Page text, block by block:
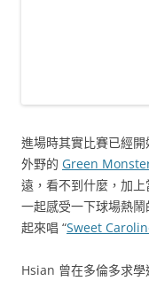
進場時其實比賽已經
外野的 Green
遠，看不到什麼，加
一起感受一下球場熱
起來唱 “Sweet
Hsian 曾在多倫多求